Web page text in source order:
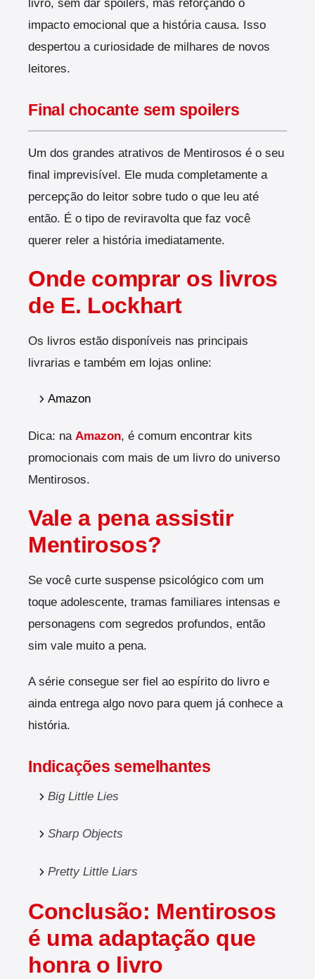
livro, sem dar spoilers, mas reforçando o
impacto emocional que a história causa. Isso
despertou a curiosidade de milhares de novos
leitores.
Final chocante sem spoilers
Um dos grandes atrativos de Mentirosos é o seu
final imprevisível. Ele muda completamente a
percepção do leitor sobre tudo o que leu até
então. É o tipo de reviravolta que faz você
querer reler a história imediatamente.
Onde comprar os livros
de E. Lockhart
Os livros estão disponíveis nas principais
livrarias e também em lojas online:
Amazon
Dica: na Amazon, é comum encontrar kits
promocionais com mais de um livro do universo
Mentirosos.
Vale a pena assistir
Mentirosos?
Se você curte suspense psicológico com um
toque adolescente, tramas familiares intensas e
personagens com segredos profundos, então
sim vale muito a pena.
A série consegue ser fiel ao espírito do livro e
ainda entrega algo novo para quem já conhece a
história.
Indicações semelhantes
Big Little Lies
Sharp Objects
Pretty Little Liars
Conclusão: Mentirosos
é uma adaptação que
honra o livro